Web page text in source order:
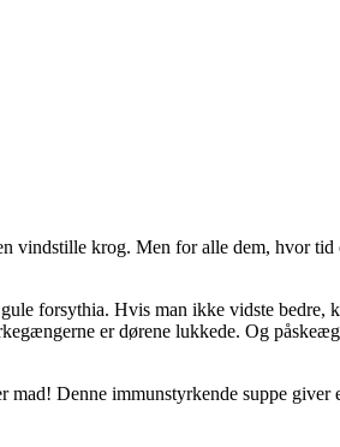
vindstille krog. Men for alle dem, hvor tid
forsythia. Hvis man ikke vidste bedre,
er dørene lukkede. Og
mad! Denne immunstyrkende suppe giver